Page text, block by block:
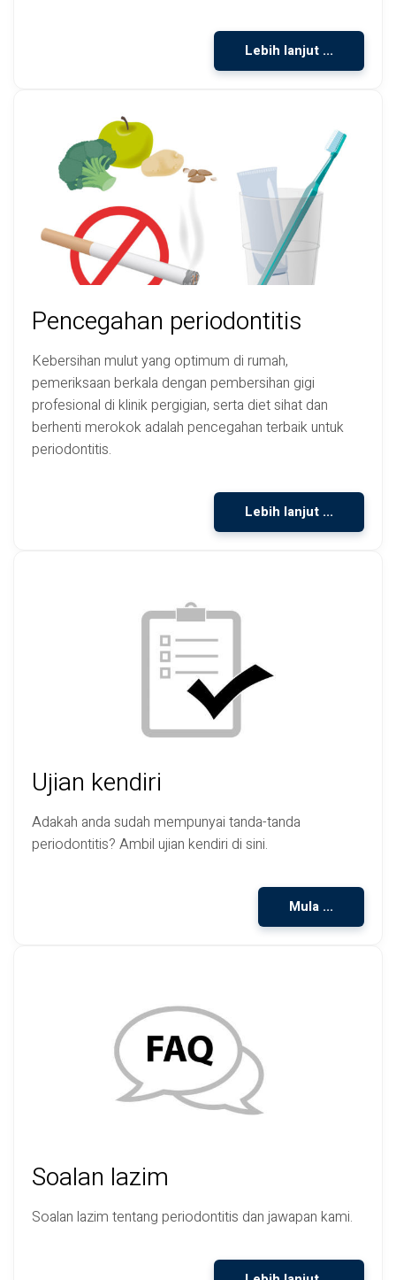
Lebih lanjut ...
Pencegahan periodontitis
Kebersihan mulut yang optimum di rumah,
pemeriksaan berkala dengan pembersihan gigi
profesional di klinik pergigian, serta diet sihat dan
berhenti merokok adalah pencegahan terbaik untuk
periodontitis.
Lebih lanjut ...
Ujian kendiri
Adakah anda sudah mempunyai tanda-tanda
periodontitis? Ambil ujian kendiri di sini.
Mula ...
Soalan lazim
Soalan lazim tentang periodontitis dan jawapan kami.